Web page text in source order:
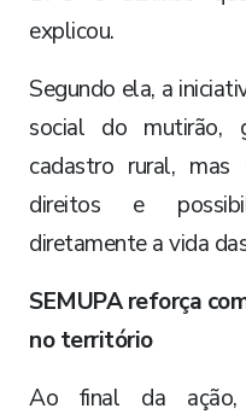
explicou.
Segundo ela, a
social do mutirão,
cadastro rural, mas
direitos e
diretamente a vida
SEMUPA reforça
no território
Ao final da